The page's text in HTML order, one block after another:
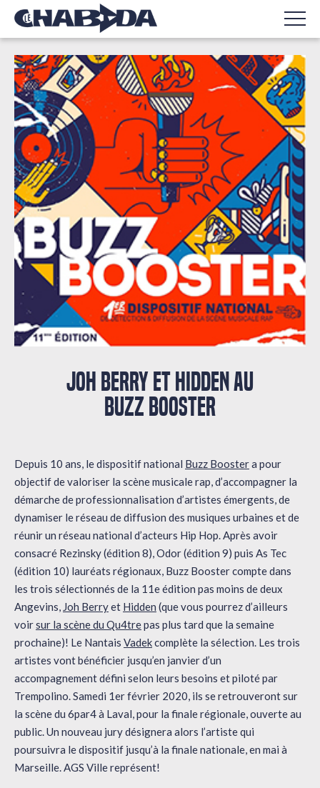
JOH BERRY ET HIDDEN AU
BUZZ BOOSTER
Depuis 10 ans, le dispositif national Buzz Boostera pour
objectif de valoriser la scène musicale rap, d’accompagner la
démarche de professionnalisation d’artistes émergents, de
dynamiser le réseau de diffusion des musiques urbaines et de
réunir un réseau national d’acteurs Hip Hop. Après avoir
consacré Rezinsky (édition 8), Odor (édition 9) puis As Tec
(édition 10) lauréats régionaux, Buzz Booster compte dans
les trois sélectionnés de la 11e édition pas moins de deux
Angevins, Joh Berryet Hidden (que vous pourrez d’ailleurs
voirsur la scène du Qu4trepas plus tard que la semaine
prochaine)! Le Nantais Vadekcomplète la sélection. Les trois
artistes vont bénéficier jusqu’en janvier d’un
accompagnement défini selon leurs besoins et piloté par
Trempolino. Samedi 1er février 2020, ils se retrouveront sur
la scène du 6par4 à Laval, pour la finale régionale, ouverte au
public. Un nouveau jury désignera alors l’artiste qui
poursuivra le dispositif jusqu’à la finale nationale, en mai à
Marseille. AGS Ville représent!